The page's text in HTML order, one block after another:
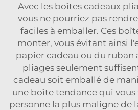
Avec les boîtes cadeaux
vous ne pourriez pas
faciles à emballer. Ces
monter, vous évitant ainsi
papier cadeau ou du ruban
pliages seulement
cadeau soit emballé de
une boîte tendance qui vous
personne la plus maligne de